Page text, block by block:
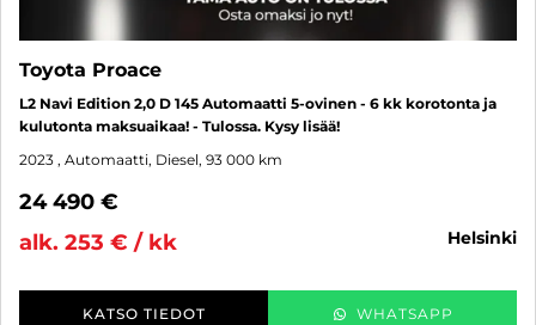
Toyota Proace
L2 Navi Edition 2,0 D 145 Automaatti 5-ovinen - 6 kk korotonta ja
kulutonta maksuaikaa! - Tulossa. Kysy lisää!
2023 , Automaatti, Diesel, 93 000 km
24 490 €
alk. 253 € / kk
helsinki
KATSO TIEDOT WHATSAPP